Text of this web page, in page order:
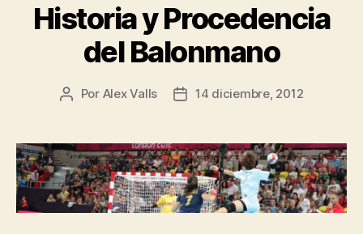
Historia y Procedencia
del Balonmano
Autor
entrada
Por Alex Valls
Fecha
entrada
14 diciembre, 2012